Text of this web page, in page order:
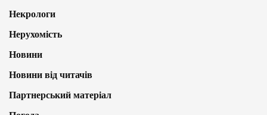
Некрологи
Нерухомість
Новини
Новини від читачів
Партнерський матеріал